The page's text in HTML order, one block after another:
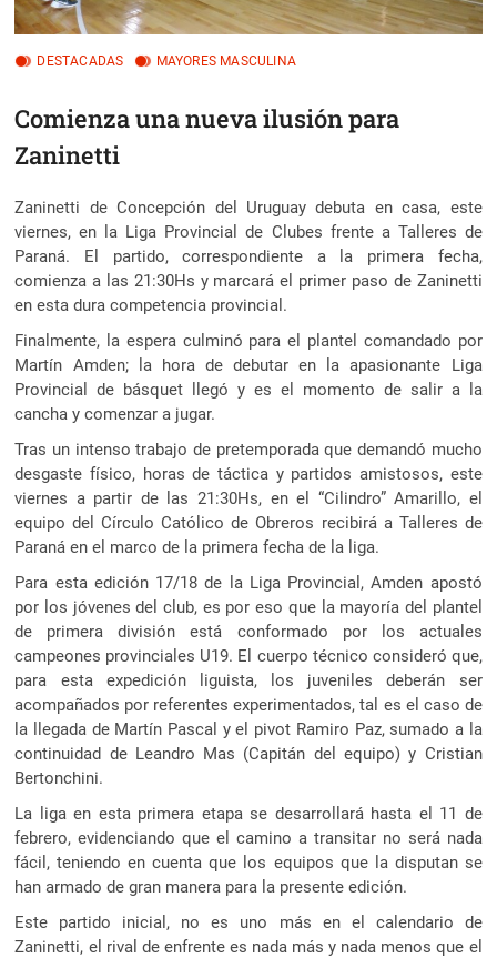
DESTACADAS MAYORES MASCULINA
Comienza una nueva ilusión para
Zaninetti
Zaninetti de Concepción del Uruguay debuta en casa, este
viernes, en la Liga Provincial de Clubes frente a Talleres de
Paraná. El partido, correspondiente a la primera fecha,
comienza a las 21:30Hs y marcará el primer paso de Zaninetti
en esta dura competencia provincial.
Finalmente, la espera culminó para el plantel comandado por
Martín Amden; la hora de debutar en la apasionante Liga
Provincial de básquet llegó y es el momento de salir a la
cancha y comenzar a jugar.
Tras un intenso trabajo de pretemporada que demandó mucho
desgaste físico, horas de táctica y partidos amistosos, este
viernes a partir de las 21:30Hs, en el “Cilindro” Amarillo, el
equipo del Círculo Católico de Obreros recibirá a Talleres de
Paraná en el marco de la primera fecha de la liga.
Para esta edición 17/18 de la Liga Provincial, Amden apostó
por los jóvenes del club, es por eso que la mayoría del plantel
de primera división está conformado por los actuales
campeones provinciales U19. El cuerpo técnico consideró que,
para esta expedición liguista, los juveniles deberán ser
acompañados por referentes experimentados, tal es el caso de
la llegada de Martín Pascal y el pivot Ramiro Paz, sumado a la
continuidad de Leandro Mas (Capitán del equipo) y Cristian
Bertonchini.
La liga en esta primera etapa se desarrollará hasta el 11 de
febrero, evidenciando que el camino a transitar no será nada
fácil, teniendo en cuenta que los equipos que la disputan se
han armado de gran manera para la presente edición.
Este partido inicial, no es uno más en el calendario de
Zaninetti, el rival de enfrente es nada más y nada menos que el